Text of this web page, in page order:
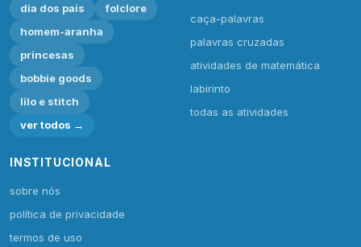
dia dos pais
folclore
homem-aranha
princesas
bobbie goods
lilo e stitch
ver todos →
caça-palavras
palavras cruzadas
atividades de matemática
labirinto
todas as atividades
INSTITUCIONAL
sobre nós
política de privacidade
termos de uso